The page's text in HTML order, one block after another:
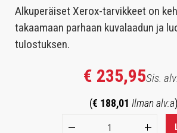
Alkuperäiset Xerox-tarvikkeet on
takaamaan parhaan kuvalaadun ja
tulostuksen.
€ 235,95Sis.
(€ 188,01 Ilman alv:a)